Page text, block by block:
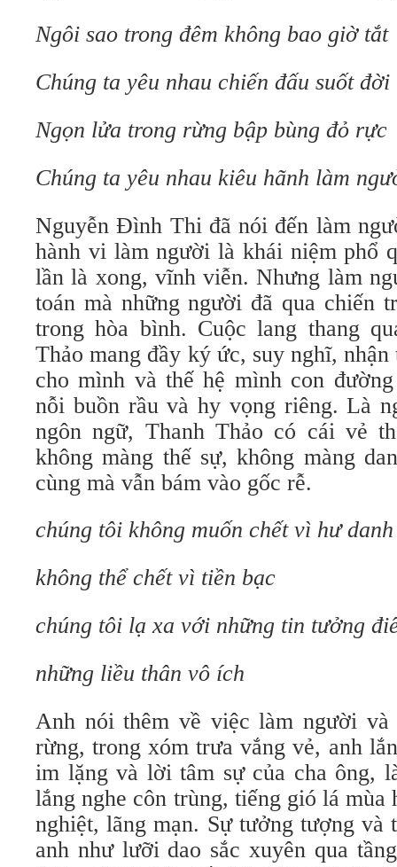
Ngôi sao trong đêm không bao giờ tắt
Chúng ta yêu nhau chiến đấu suốt đời
Ngọn lửa trong rừng bập bùng đỏ rực
Chúng ta yêu nhau kiêu hãnh làm
Nguyễn Đình Thi đã nói đến làm
hành vi làm người là khái niệm phổ
lần là xong, vĩnh viễn. Nhưng làm
toán mà những người đã qua chiến
trong hòa bình. Cuộc lang thang
Thảo mang đầy ký ức, suy nghĩ,
cho mình và thế hệ mình con
nỗi buồn rầu và hy vọng riêng. Là
ngôn ngữ, Thanh Thảo có cái vẻ
không màng thế sự, không màng
cùng mà vẫn bám vào gốc rễ.
chúng tôi không muốn chết vì hư danh
không thể chết vì tiền bạc
chúng tôi lạ xa với những tin tưởng
những liều thân vô ích
Anh nói thêm về việc làm người
rừng, trong xóm trưa vắng vẻ, anh
im lặng và lời tâm sự của cha ông,
lắng nghe côn trùng, tiếng gió lá mùa
nghiệt, lãng mạn. Sự tưởng tượng và
anh như lưỡi dao sắc xuyên qua